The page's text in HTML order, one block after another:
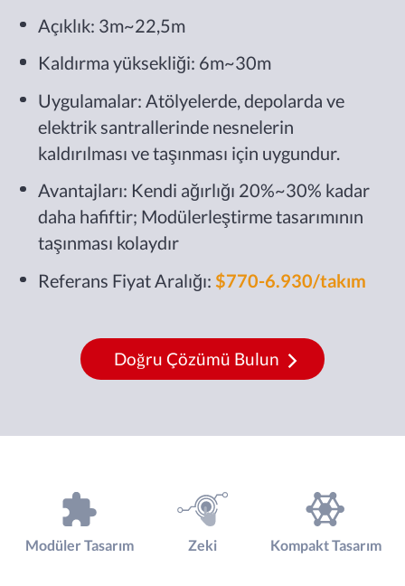
Açıklık: 3m~22,5m
Kaldırma yüksekliği: 6m~30m
Uygulamalar: Atölyelerde, depolarda ve
elektrik santrallerinde nesnelerin
kaldırılması ve taşınması için uygundur.
Avantajları: Kendi ağırlığı 20%~30% kadar
daha hafiftir; Modülerleştirme tasarımının
taşınması kolaydır
Referans Fiyat Aralığı: $770-6.930/takım
Doğru Çözümü Bulun
Modüler Tasarım Zeki Kompakt Tasarım